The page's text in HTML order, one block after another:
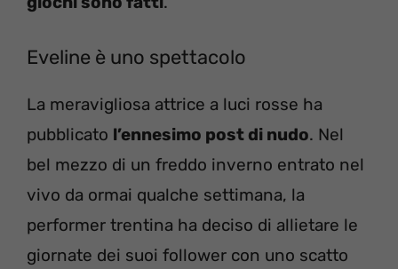
Eveline è uno spettacolo
La meravigliosa attrice a luci rosse ha
pubblicato l’ennesimo post di nudo. Nel
bel mezzo di un freddo inverno entrato nel
vivo da ormai qualche settimana, la
performer trentina ha deciso di allietare le
giornate dei suoi follower con uno scatto